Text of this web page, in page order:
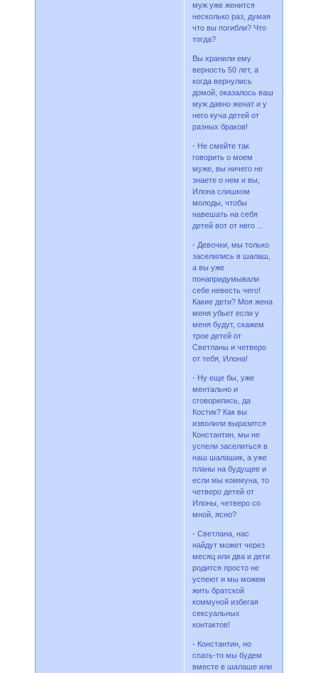
муж уже женится
несколько раз, думая
что вы погибли? Что
тогда?
Вы хранили ему
верность 50 лет, а
когда вернулись
домой, оказалось ваш
муж давно женат и у
него куча детей от
разных браков!
- Не смейте так
говорить о моем
муже, вы ничего не
знаете о нем и вы,
Илона слишком
молоды, чтобы
навешать на себя
детей вот от него ...
- Девочки, мы только
заселились в шалаш,
а вы уже
понапридумывали
себе невесть чего!
Какие дети? Моя жена
меня убьет если у
меня будут, скажем
трое детей от
Светланы и четверо
от тебя, Илона!
- Ну еще бы, уже
ментально и
сговорились, да
Костик? Как вы
изволили выразится
Константин, мы не
успели заселиться в
наш шалашик, а уже
планы на будущее и
если мы коммуна, то
четверо детей от
Илоны, четверо со
мной, ясно?
- Светлана, нас
найдут может через
месяц или два и дети
родится просто не
успеют и мы можем
жить братской
коммуной избегая
сексуальных
контактов!
- Константин, но
спать-то мы будем
вместе в шалаше или